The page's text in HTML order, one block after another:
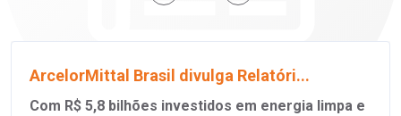
ArcelorMittal Brasil divulga Relatóri...
Com R$ 5,8 bilhões investidos em energia limpa e